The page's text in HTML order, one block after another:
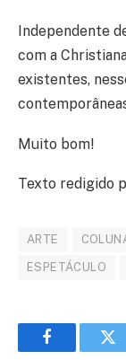
Independente
com a
existentes,
Muito bom!
Texto redigido
ARTE
ESPETÁCULO
Facebook